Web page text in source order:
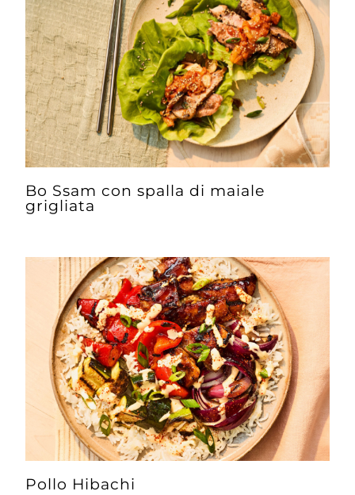
Bo Ssam con spalla di maiale
grigliata
Pollo Hibachi